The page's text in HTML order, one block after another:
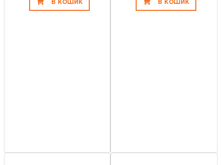
В КОШИК В КОШИК